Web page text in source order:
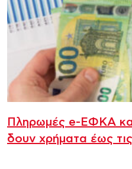
Πληρωμές e-ΕΦΚΑ
δουν χρήματα έως